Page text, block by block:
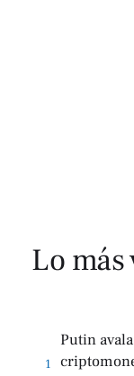
Lo más
1
Putin